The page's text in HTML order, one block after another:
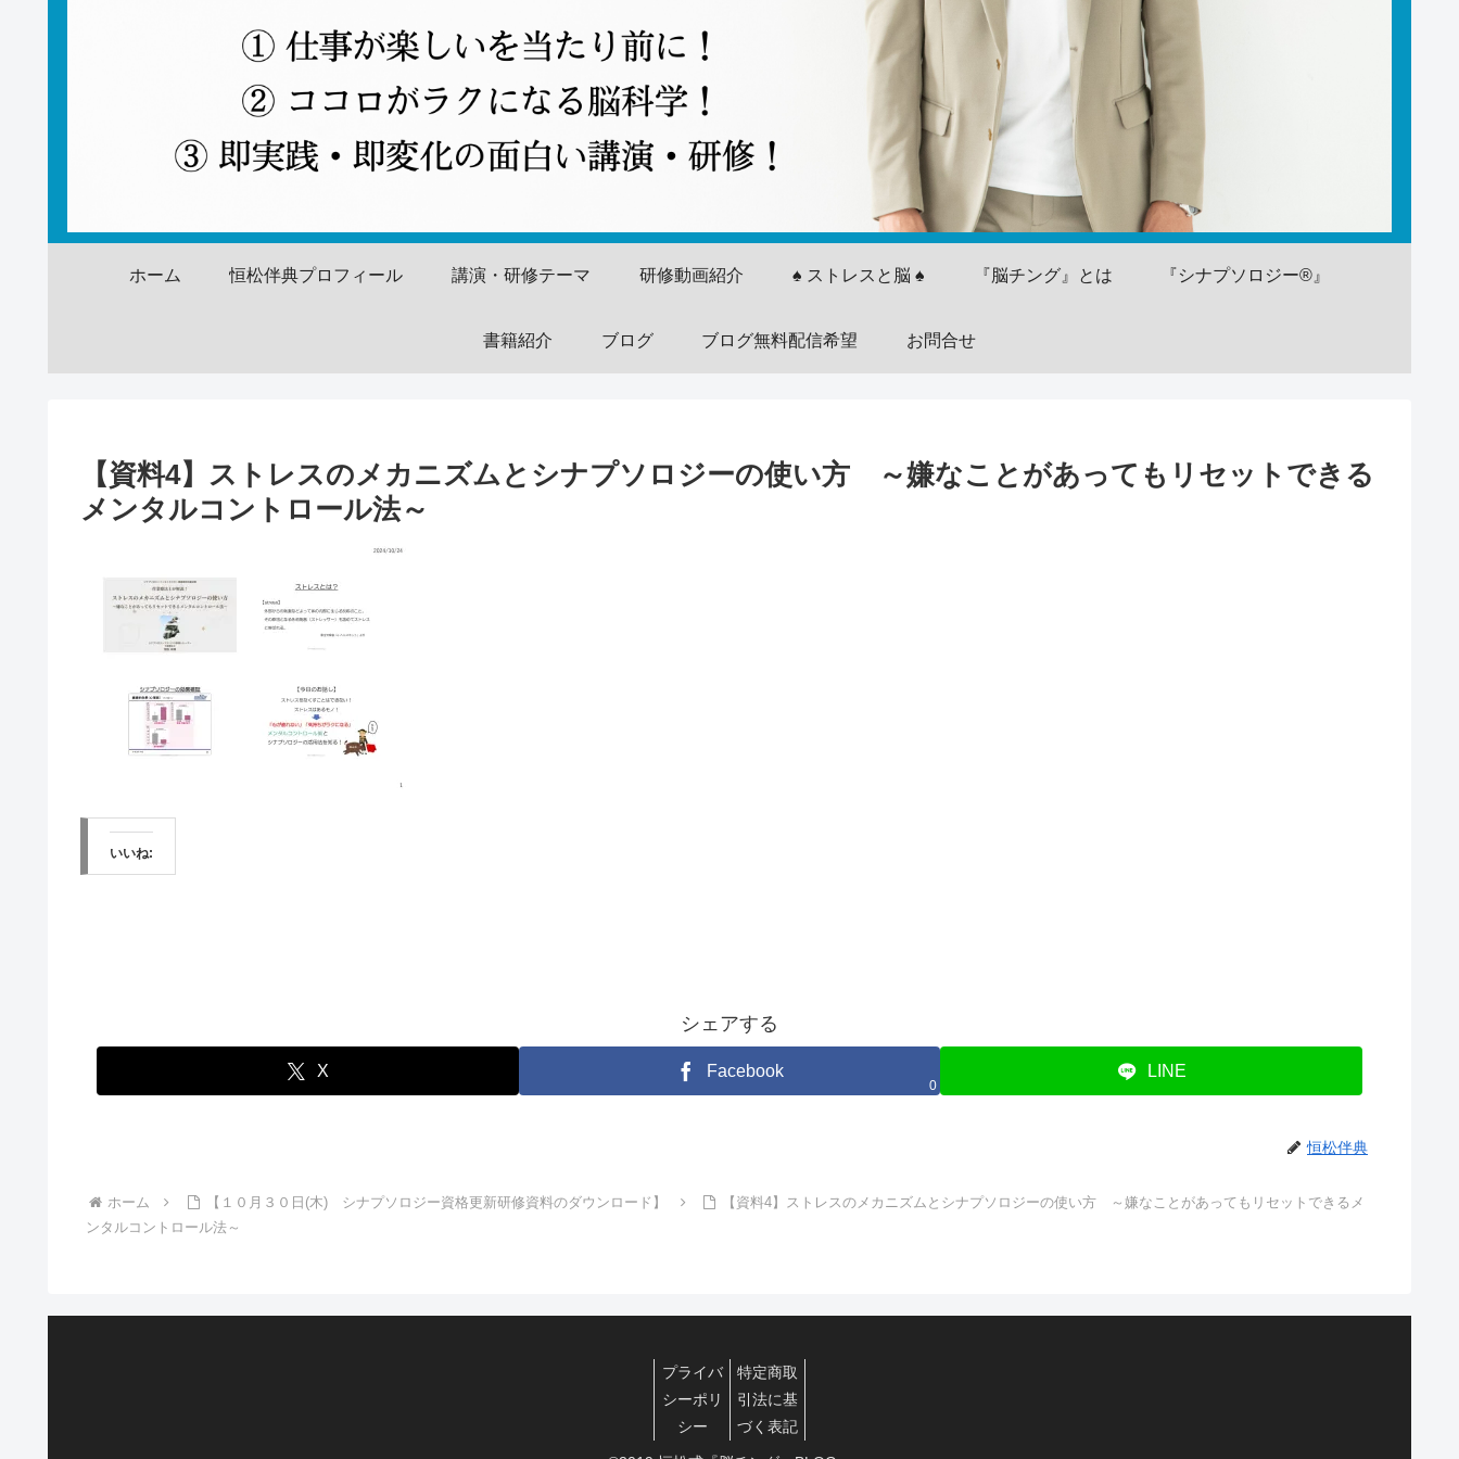
ホーム 恒松伴典プロフィール 講演・研修テーマ 研修動画紹介 ♠ ストレスと脳 ♠ 『脳チング』とは 『シナプソロジー®』
書籍紹介 ブログ ブログ無料配信希望 お問合せ
【資料4】ストレスのメカニズムとシナプソロジーの使い方 ～嫌なことがあってもリセットできる
メンタルコントロール法～
いいね:
シェアする
X Facebook
0
LINE
恒松伴典
ホーム 【１０月３０日(木) シナプソロジー資格更新研修資料のダウンロード】
【資料4】ストレスのメカニズムとシナプソロジーの使い方 ～嫌なことがあってもリセットできるメ
ンタルコントロール法～
プライバ
シーポリ
シー
特定商取
引法に基
づく表記